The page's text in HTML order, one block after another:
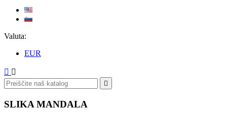
Valuta:
EUR
 

SLIKA MANDALA